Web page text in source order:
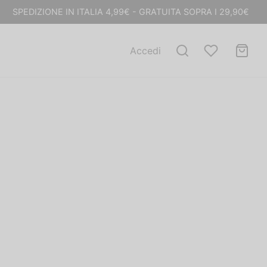
SPEDIZIONE IN ITALIA 4,99€ - GRATUITA SOPRA I 29,90€
Accedi